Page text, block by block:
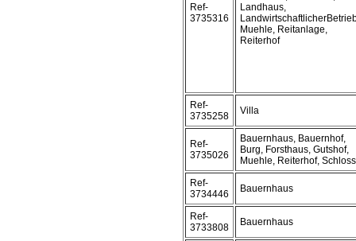
Ref-
3735316
Landhaus,
Muehle, Reitanlage,
Reiterhof
Ref-
3735258
Villa
Ref-
3735026
Bauernhaus, Bauernhof,
Burg, Forsthaus, Gutshof,
Muehle, Reiterhof, Schloss
Ref-
3734446
Bauernhaus
Ref-
3733808
Bauernhaus